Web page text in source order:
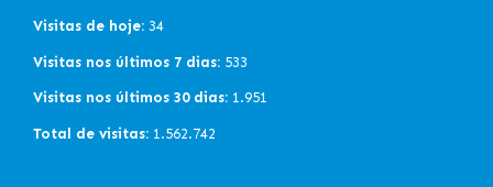
Visitas de hoje: 34
Visitas nos últimos 7 dias: 533
Visitas nos últimos 30 dias: 1.951
Total de visitas: 1.562.742